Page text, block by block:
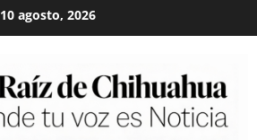
10 agosto, 2026